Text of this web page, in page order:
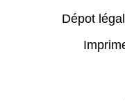
Dépot